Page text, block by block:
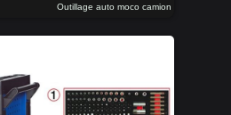
Outillage auto moco camion